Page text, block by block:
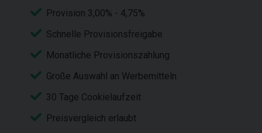
Provision 3,00% - 4,75%
Schnelle Provisionsfreigabe
Monatliche Provisionszahlung
Große Auswahl an Werbemitteln
30 Tage Cookielaufzeit
Preisvergleich erlaubt